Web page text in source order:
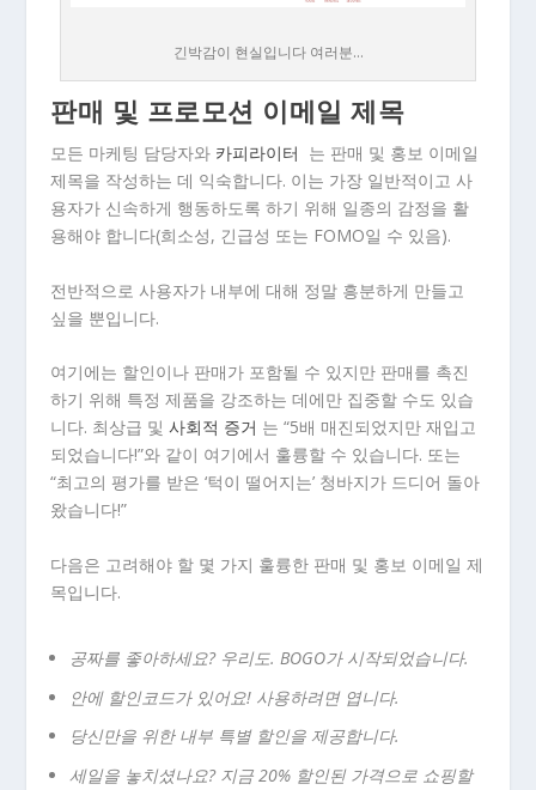
긴박감이 현실입니다 여러분…
판매 및 프로모션 이메일 제목
모든 마케팅 담당자와 카피라이터 는 판매 및 홍보 이메일
제목을 작성하는 데 익숙합니다. 이는 가장 일반적이고 사
용자가 신속하게 행동하도록 하기 위해 일종의 감정을 활
용해야 합니다(희소성, 긴급성 또는 FOMO일 수 있음).
전반적으로 사용자가 내부에 대해 정말 흥분하게 만들고
싶을 뿐입니다.
여기에는 할인이나 판매가 포함될 수 있지만 판매를 촉진
하기 위해 특정 제품을 강조하는 데에만 집중할 수도 있습
니다. 최상급 및사회적 증거 는 “5배 매진되었지만 재입고
되었습니다!”와 같이 여기에서 훌륭할 수 있습니다. 또는
“최고의 평가를 받은 ‘턱이 떨어지는’ 청바지가 드디어 돌아
왔습니다!”
다음은 고려해야 할 몇 가지 훌륭한 판매 및 홍보 이메일 제
목입니다.
공짜를 좋아하세요? 우리도. BOGO가 시작되었습니다.
안에 할인코드가 있어요! 사용하려면 엽니다.
당신만을 위한 내부 특별 할인을 제공합니다.
세일을 놓치셨나요? 지금 20% 할인된 가격으로 쇼핑할